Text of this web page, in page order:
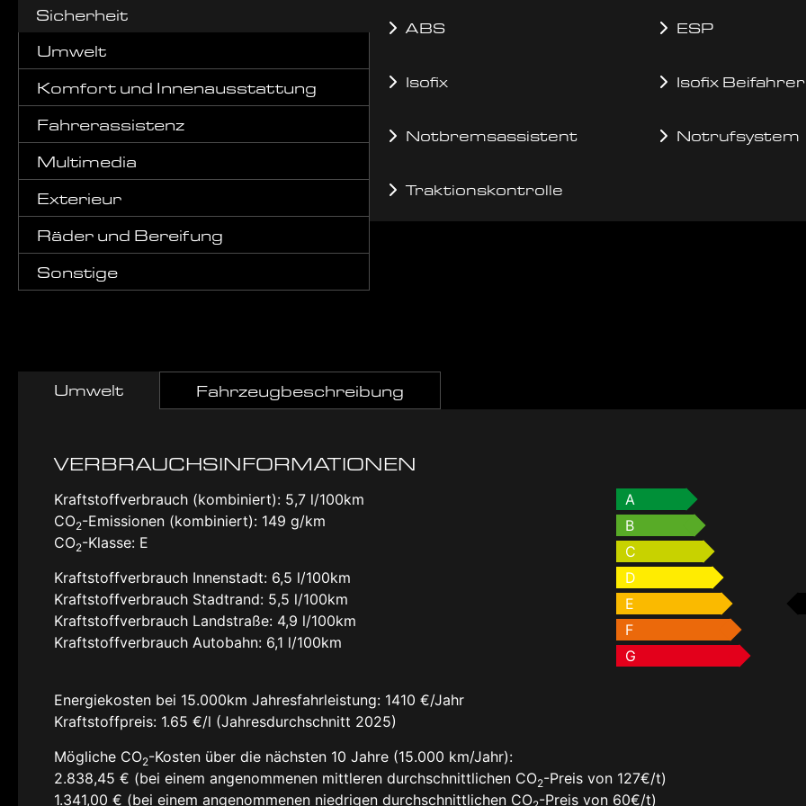
Sicherheit
Umwelt
Komfort und Innenausstattung
Fahrerassistenz
Multimedia
Exterieur
Räder und Bereifung
Sonstige
ABS ESP
Isofix Isofix
Notbremsassistent Notrufsystem
Traktionskontrolle
Umwelt Fahrzeugbeschreibung
VERBRAUCHSINFORMATIONEN
Kraftstoffverbrauch (kombiniert): 5,7 l/100km
CO2-Emissionen (kombiniert): 149 g/km
CO2-Klasse: E
Kraftstoffverbrauch Innenstadt: 6,5 l/100km
Kraftstoffverbrauch Stadtrand: 5,5 l/100km
Kraftstoffverbrauch Landstraße: 4,9 l/100km
Kraftstoffverbrauch Autobahn: 6,1 l/100km
A
B
C
D
E
F
G
Energiekosten bei 15.000km Jahresfahrleistung: 1410 €/Jahr
Kraftstoffpreis: 1.65 €/l (Jahresdurchschnitt 2025)
Mögliche CO2-Kosten über die nächsten 10 Jahre (15.000 km/Jahr):
2.838,45 € (bei einem angenommenen mittleren durchschnittlichen CO2-Preis von 127€/t)
1.341,00 € (bei einem angenommenen niedrigen durchschnittlichen CO -Preis von 60€/t)